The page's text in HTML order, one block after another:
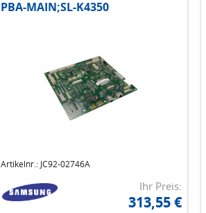
PBA-MAIN;SL-K4350
Artikelnr.: JC92-02746A
Ihr Preis:
313,55 €